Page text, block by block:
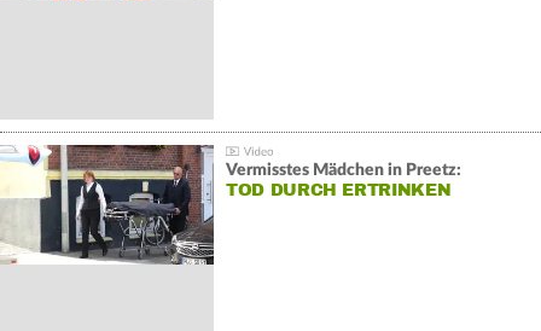
Vermisstes Mädchen in Preetz:
TOD DURCH ERTRINKEN